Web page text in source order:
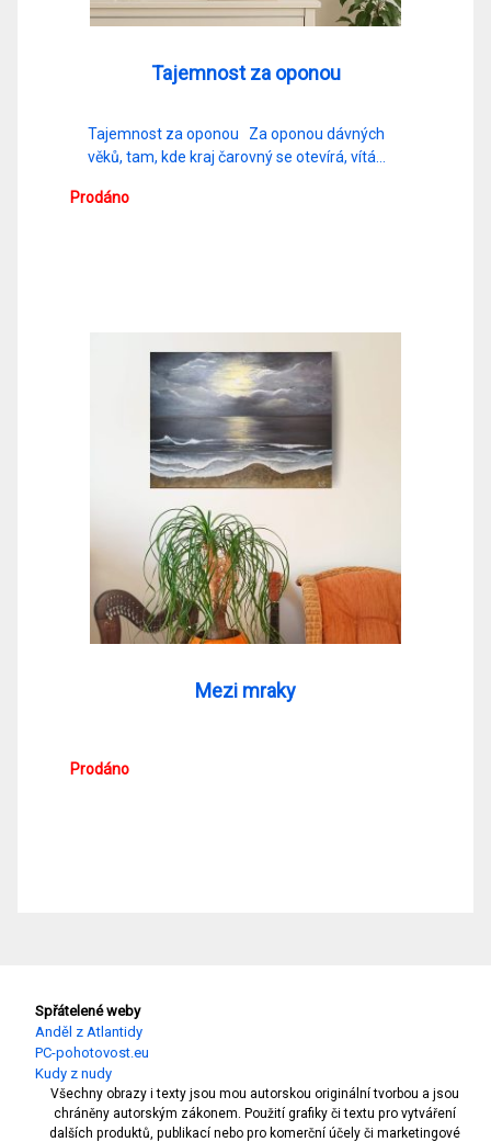
Tajemnost za oponou
Tajemnost za oponou Za oponou dávných
věků, tam, kde kraj čarovný se otevírá, vítá…
Prodáno
Mezi mraky
Prodáno
Spřátelené weby
Anděl z Atlantidy
PC-pohotovost.eu
Kudy z nudy
Všechny obrazy i texty jsou mou autorskou originální tvorbou a jsou
chráněny autorským zákonem. Použití grafiky či textu pro vytváření
dalších produktů, publikací nebo pro komerční účely či marketingové